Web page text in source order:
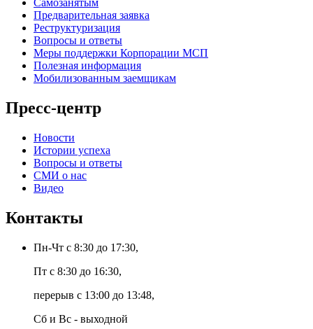
Самозанятым
Предварительная заявка
Реструктуризация
Вопросы и ответы
Меры поддержки Корпорации МСП
Полезная информация
Мобилизованным заемщикам
Пресс-центр
Новости
Истории успеха
Вопросы и ответы
СМИ о нас
Видео
Контакты
Пн-Чт с 8:30 до 17:30,
Пт с 8:30 до 16:30,
перерыв с 13:00 до 13:48,
Сб и Вс - выходной